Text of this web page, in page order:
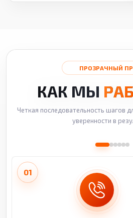
ПРОЗРАЧНЫЙ
КАК МЫ
Четкая последовательность шагов
уверенности в
01